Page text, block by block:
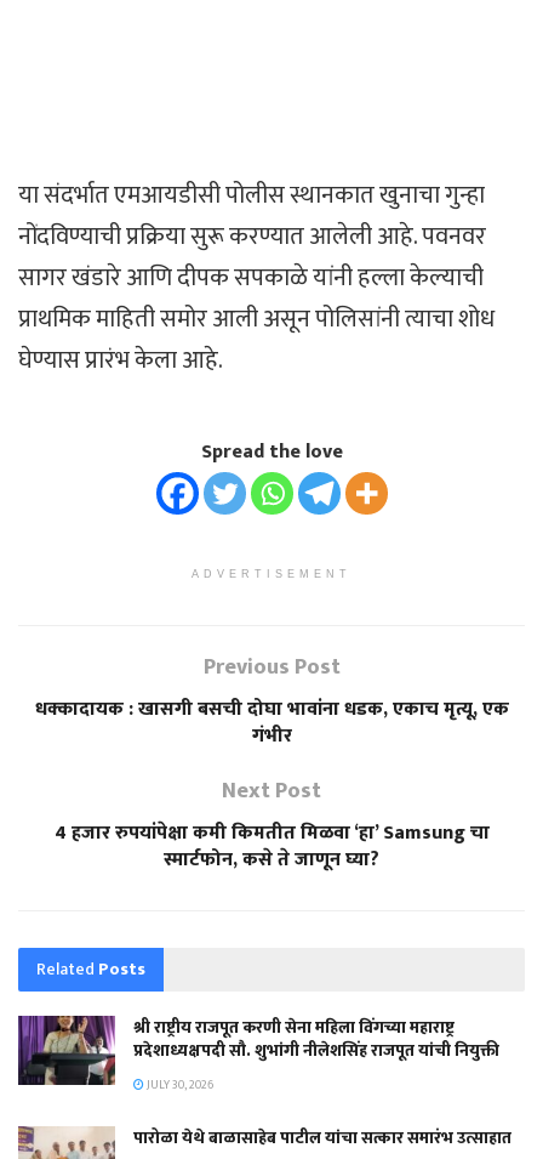
या संदर्भात एमआयडीसी पोलीस स्थानकात खुनाचा गुन्हा
नोंदविण्याची प्रक्रिया सुरू करण्यात आलेली आहे. पवनवर
सागर खंडारे आणि दीपक सपकाळे यांनी हल्ला केल्याची
प्राथमिक माहिती समोर आली असून पोलिसांनी त्याचा शोध
घेण्यास प्रारंभ केला आहे.
Spread the love
ADVERTISEMENT
Previous Post
धक्कादायक : खासगी बसची दोघा भावांना धडक, एकाच मृत्यू, एक
गंभीर
Next Post
4 हजार रुपयांपेक्षा कमी किमतीत मिळवा ‘हा’ Samsung चा
स्मार्टफोन, कसे ते जाणून घ्या?
Related Posts
श्री राष्ट्रीय राजपूत करणी सेना महिला विंगच्या महाराष्ट्र
प्रदेशाध्यक्षपदी सौ. शुभांगी नीलेशसिंह राजपूत यांची नियुक्ती
JULY 30, 2026
पारोळा येथे बाळासाहेब पाटील यांचा सत्कार समारंभ उत्साहात